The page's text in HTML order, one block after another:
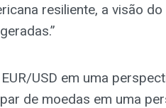
resiliente, a visão
USD em uma
de moedas em uma